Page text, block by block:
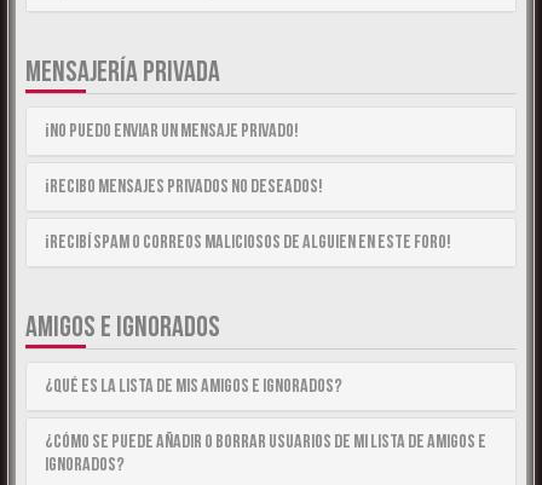
MENSAJERÍA PRIVADA
¡No puedo enviar un mensaje privado!
¡Recibo mensajes privados no deseados!
¡Recibí spam o correos maliciosos de alguien en este foro!
AMIGOS E IGNORADOS
¿Qué es la lista de Mis Amigos e Ignorados?
¿Cómo se puede añadir o borrar usuarios de mi lista de Amigos e
Ignorados?